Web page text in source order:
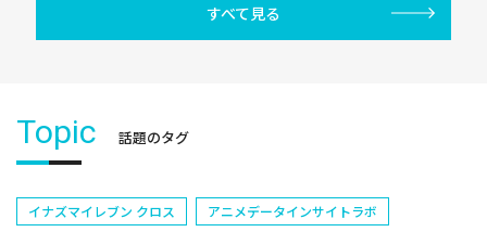
すべて見る
Topic 話題のタグ
イナズマイレブン クロス
アニメデータインサイトラボ